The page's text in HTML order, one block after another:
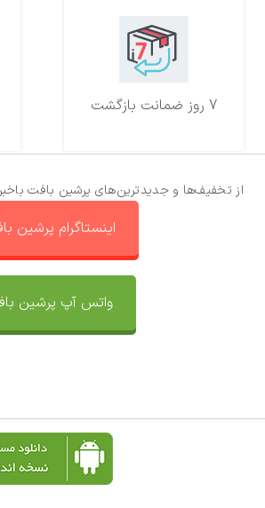
7 روز ضمانت بازگشت
از تخفیف‌ها و جدیدترین‌های پرشین بافت
اینستاگرام پرشین
واتس آپ پرشین